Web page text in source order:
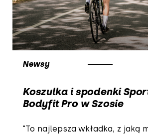
Newsy
Koszulka i spodenki
Bodyfit Pro w Szosie
"To najlepsza wkładka, z jaką